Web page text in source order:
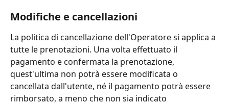
Modifiche e cancellazioni
La politica di cancellazione dell'Operatore si applica a
tutte le prenotazioni. Una volta effettuato il
pagamento e confermata la prenotazione,
quest'ultima non potrà essere modificata o
cancellata dall'utente, né il pagamento potrà essere
rimborsato, a meno che non sia indicato